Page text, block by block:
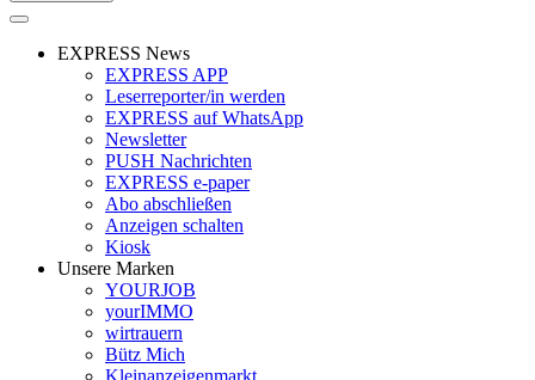
EXPRESS News
EXPRESS APP
Leserreporter/in werden
EXPRESS auf WhatsApp
Newsletter
PUSH Nachrichten
EXPRESS e-paper
Abo abschließen
Anzeigen schalten
Kiosk
Unsere Marken
YOURJOB
yourIMMO
wirtrauern
Bütz Mich